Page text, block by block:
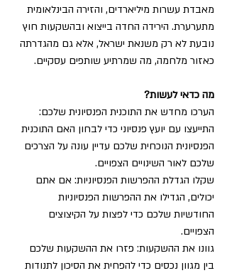
מאבדת עשרות מיליארדים, והזירה הבינלאומית
מתערערת. הירידה החדה בייצוא ובהשקעות חוץ
נובעת לא רק משנאת ישראל, אלא גם מהגדרתה
כאזור מלחמה, מה שמרתיע שותפים עסקיים.
מה כדאי לעשות?
הערכו מחדש את התוכנית הפנסיונית שלכם:
התייעצו עם יועץ פנסיוני כדי לבחון האם התוכנית
הפנסיונית הנוכחית שלכם עדיין עונה על הצרכים
שלכם לאור השינויים הצפויים.
שקלו הגדלת ההפרשות הפנסיוניות: אם אתם
יכולים, הגדילו את ההפרשות הפנסיוניות
החודשיות שלכם כדי לפצות על הקיצוצים
הצפויים.
גוונו את ההשקעות: פזרו את ההשקעות שלכם
בין מגוון נכסים כדי להפחית את הסיכון לתנודות